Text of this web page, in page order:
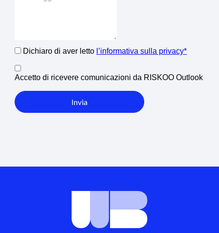
Dichiaro di aver letto l’informativa sulla privacy*
Accetto di ricevere comunicazioni da RISKOO Outlook
Invia